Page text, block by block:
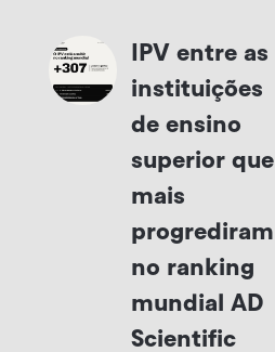
IPV entre as
instituições
de ensino
superior que
mais
progrediram
no ranking
mundial AD
Scientific